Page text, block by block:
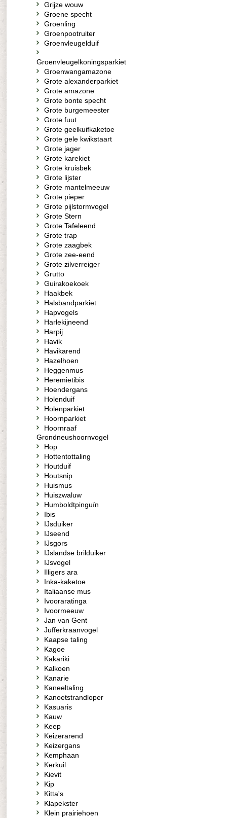
Grijze wouw
Groene specht
Groenling
Groenpootruiter
Groenvleugelduif
Groenvleugelkoningsparkiet
Groenwangamazone
Grote alexanderparkiet
Grote amazone
Grote bonte specht
Grote burgemeester
Grote fuut
Grote geelkuifkaketoe
Grote gele kwikstaart
Grote jager
Grote karekiet
Grote kruisbek
Grote lijster
Grote mantelmeeuw
Grote pieper
Grote pijlstormvogel
Grote Stern
Grote Tafeleend
Grote trap
Grote zaagbek
Grote zee-eend
Grote zilverreiger
Grutto
Guirakoekoek
Haakbek
Halsbandparkiet
Hapvogels
Harlekijneend
Harpij
Havik
Havikarend
Hazelhoen
Heggenmus
Heremietibis
Hoendergans
Holenduif
Holenparkiet
Hoornparkiet
Hoornraaf
Grondneushoornvogel
Hop
Hottentottaling
Houtduif
Houtsnip
Huismus
Huiszwaluw
Humboldtpinguïn
Ibis
IJsduiker
IJseend
IJsgors
IJslandse brilduiker
IJsvogel
Illigers ara
Inka-kaketoe
Italiaanse mus
Ivooraratinga
Ivoormeeuw
Jan van Gent
Jufferkraanvogel
Kaapse taling
Kagoe
Kakariki
Kalkoen
Kanarie
Kaneeltaling
Kanoetstrandloper
Kasuaris
Kauw
Keep
Keizerarend
Keizergans
Kemphaan
Kerkuil
Kievit
Kip
Kitta's
Klapekster
Klein prairiehoen